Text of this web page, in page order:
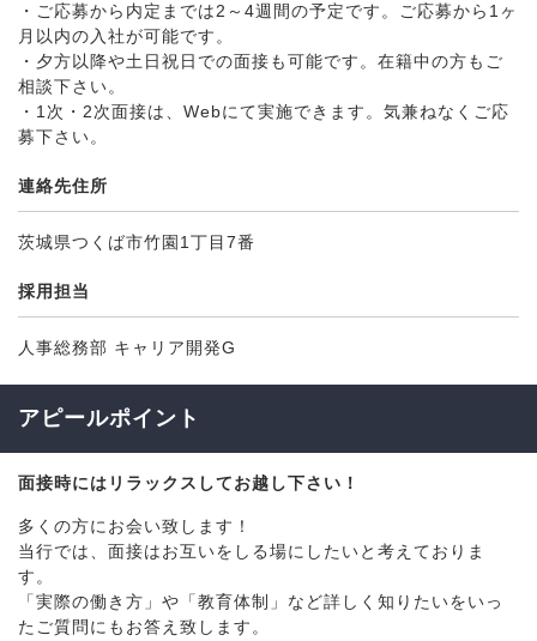
・ご応募から内定までは2～4週間の予定です。ご応募から1ヶ
月以内の入社が可能です。
・夕方以降や土日祝日での面接も可能です。在籍中の方もご
相談下さい。
・1次・2次面接は、Webにて実施できます。気兼ねなくご応
募下さい。
連絡先住所
茨城県つくば市竹園1丁目7番
採用担当
人事総務部 キャリア開発G
アピールポイント
面接時にはリラックスしてお越し下さい！
多くの方にお会い致します！
当行では、面接はお互いをしる場にしたいと考えておりま
す。
「実際の働き方」や「教育体制」など詳しく知りたいをいっ
たご質問にもお答え致します。